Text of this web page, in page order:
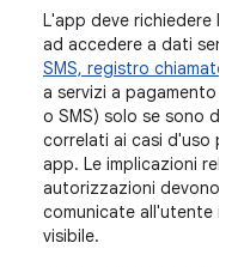
L'app deve richiedere
ad accedere a dati
SMS, registro chiamate
a servizi a pagamento
o SMS) solo se sono
correlati ai casi d'uso
app. Le implicazioni
autorizzazioni devono
comunicate all'utente in
visibile.